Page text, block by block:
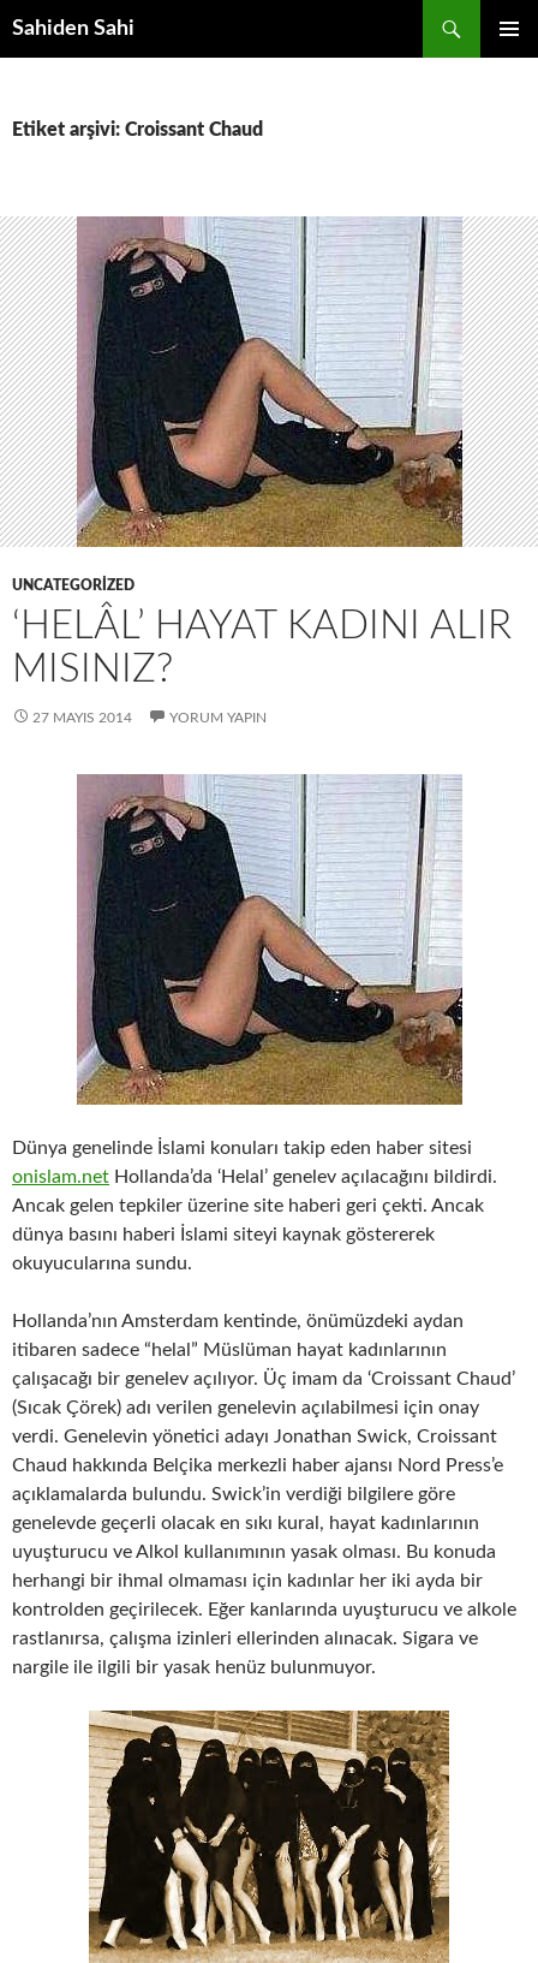
Sahiden Sahi
Etiket arşivi: Croissant Chaud
UNCATEGORIZED
‘HELÂL’ HAYAT KADINI ALIR
MISINIZ?
27 MAYIS 2014 YORUM YAPIN
Dünya genelinde İslami konuları takip eden haber sitesi
onislam.net Hollanda’da ‘Helal’ genelev açılacağını bildirdi.
Ancak gelen tepkiler üzerine site haberi geri çekti. Ancak
dünya basını haberi İslami siteyi kaynak göstererek
okuyucularına sundu.
Hollanda’nın Amsterdam kentinde, önümüzdeki aydan
itibaren sadece “helal” Müslüman hayat kadınlarının
çalışacağı bir genelev açılıyor. Üç imam da ‘Croissant Chaud’
(Sıcak Çörek) adı verilen genelevin açılabilmesi için onay
verdi. Genelevin yönetici adayı Jonathan Swick, Croissant
Chaud hakkında Belçika merkezli haber ajansı Nord Press’e
açıklamalarda bulundu. Swick’in verdiği bilgilere göre
genelevde geçerli olacak en sıkı kural, hayat kadınlarının
uyuşturucu ve Alkol kullanımının yasak olması. Bu konuda
herhangi bir ihmal olmaması için kadınlar her iki ayda bir
kontrolden geçirilecek. Eğer kanlarında uyuşturucu ve alkole
rastlanırsa, çalışma izinleri ellerinden alınacak. Sigara ve
nargile ile ilgili bir yasak henüz bulunmuyor.